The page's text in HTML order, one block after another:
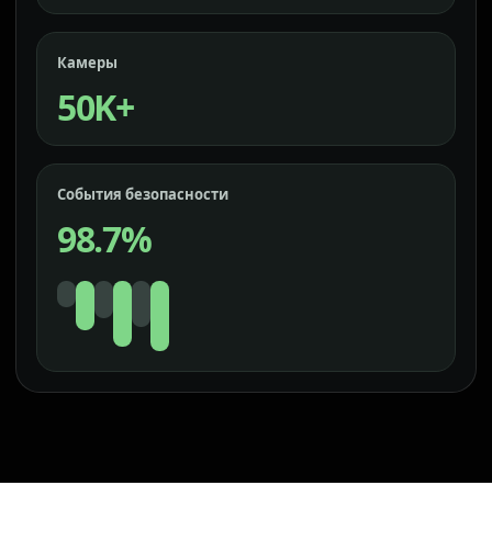
Камеры
50K+
События безопасности
98.7%